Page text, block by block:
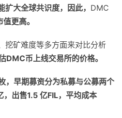
大全球共识度，因此， DMC
值更高。
挖矿难度等多方面来对比分析
DMC币上线交易所的价格。
，早期募资分为私募与公募两个
，出售1.5 亿FIL，平均成本